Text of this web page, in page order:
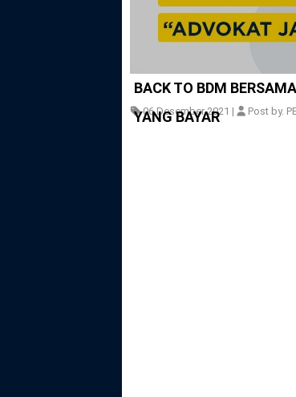
BACK TO BDM
YANG BAYAR
06 Desember 2021 | Post by.